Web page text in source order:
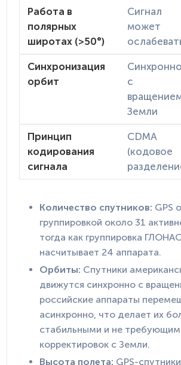
Работа в
полярных
широтах (>50°)
Сигнал
может
Синхронизация
орбит
Синхронно
с
Земли
Принцип
кодирования
сигнала
CDMA
(кодовое
Количество спутников: GPS
группировкой около 31
тогда как группировка
насчитывает 24 аппарата.
Орбиты: Спутники
движутся синхронно с
российские аппараты
асинхронно, что делает их
стабильными и не
корректировок с Земли.
Высота полета: GPS-